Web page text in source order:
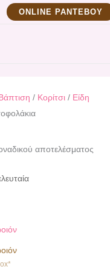
ΟNLINE ΡΑΝΤΕΒΟΥ
/ Κορίτσι/ Eίδη
αποτελέσματος